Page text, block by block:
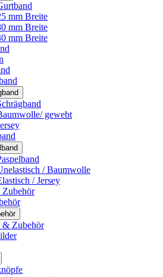
mm Breite
mm Breite
mm Breite
gewebt
/ Baumwolle
/ Jersey
Zubehör
& Zubehör